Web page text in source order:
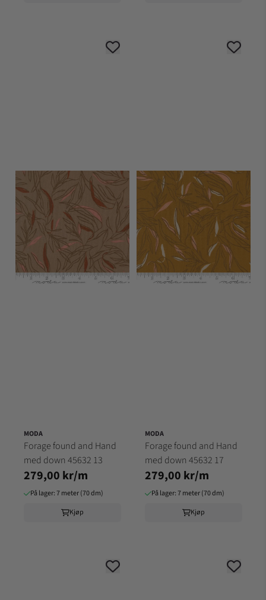
MODA
Forage found and Hand
med down 45632 13
279,00 kr/m
På lager: 7 meter (70 dm)
Kjøp
MODA
Forage found and Hand
med down 45632 17
279,00 kr/m
På lager: 7 meter (70 dm)
Kjøp